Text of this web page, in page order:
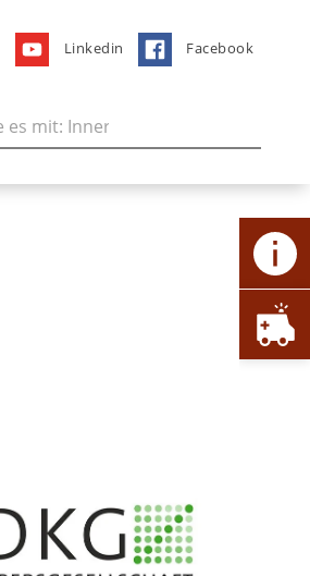
Linkedin Facebook